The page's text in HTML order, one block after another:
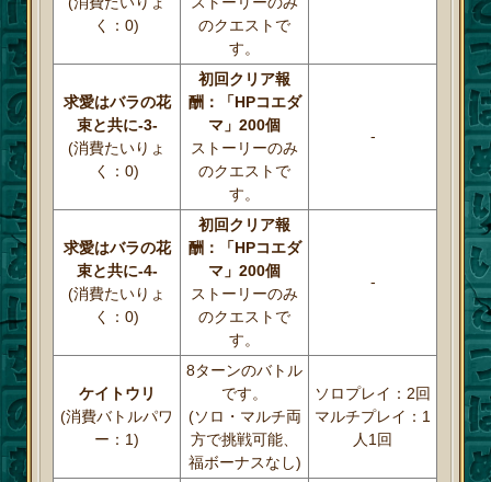
く：0)
のクエストで
す。
求愛はバラの花
束と共に-3-
(消費たいりょ
く：0)
初回クリア報
酬：「HPコエダ
マ」200個
ストーリーのみ
のクエストで
す。
-
求愛はバラの花
束と共に-4-
(消費たいりょ
く：0)
初回クリア報
酬：「HPコエダ
マ」200個
ストーリーのみ
のクエストで
す。
-
ケイトウリ
(消費バトルパワ
ー：1)
8ターンのバトル
です。
(ソロ・マルチ両
方で挑戦可能、
福ボーナスなし)
ソロプレイ：2回
マルチプレイ：1
人1回